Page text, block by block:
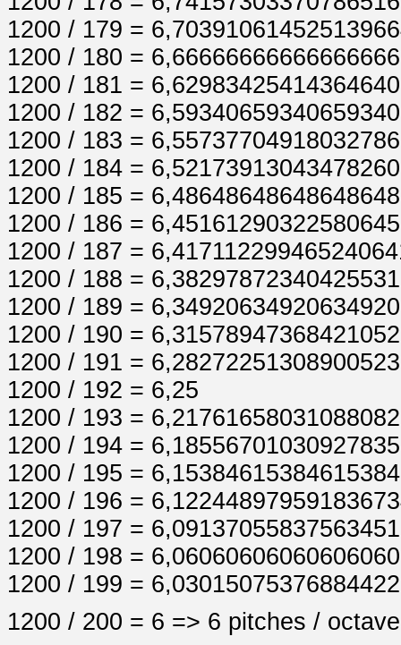
1200 / 179 =
1200 / 180 =
1200 / 181 =
1200 / 182 =
1200 / 183 =
1200 / 184 =
1200 / 185 =
1200 / 186 =
1200 / 187 =
1200 / 188 =
1200 / 189 =
1200 / 190 =
1200 / 191 =
1200 / 192 = 6,25
1200 / 193 =
1200 / 194 =
1200 / 195 =
1200 / 196 =
1200 / 197 =
1200 / 198 =
1200 / 199 =
1200 / 200 = 6 => 6 pitches / octave